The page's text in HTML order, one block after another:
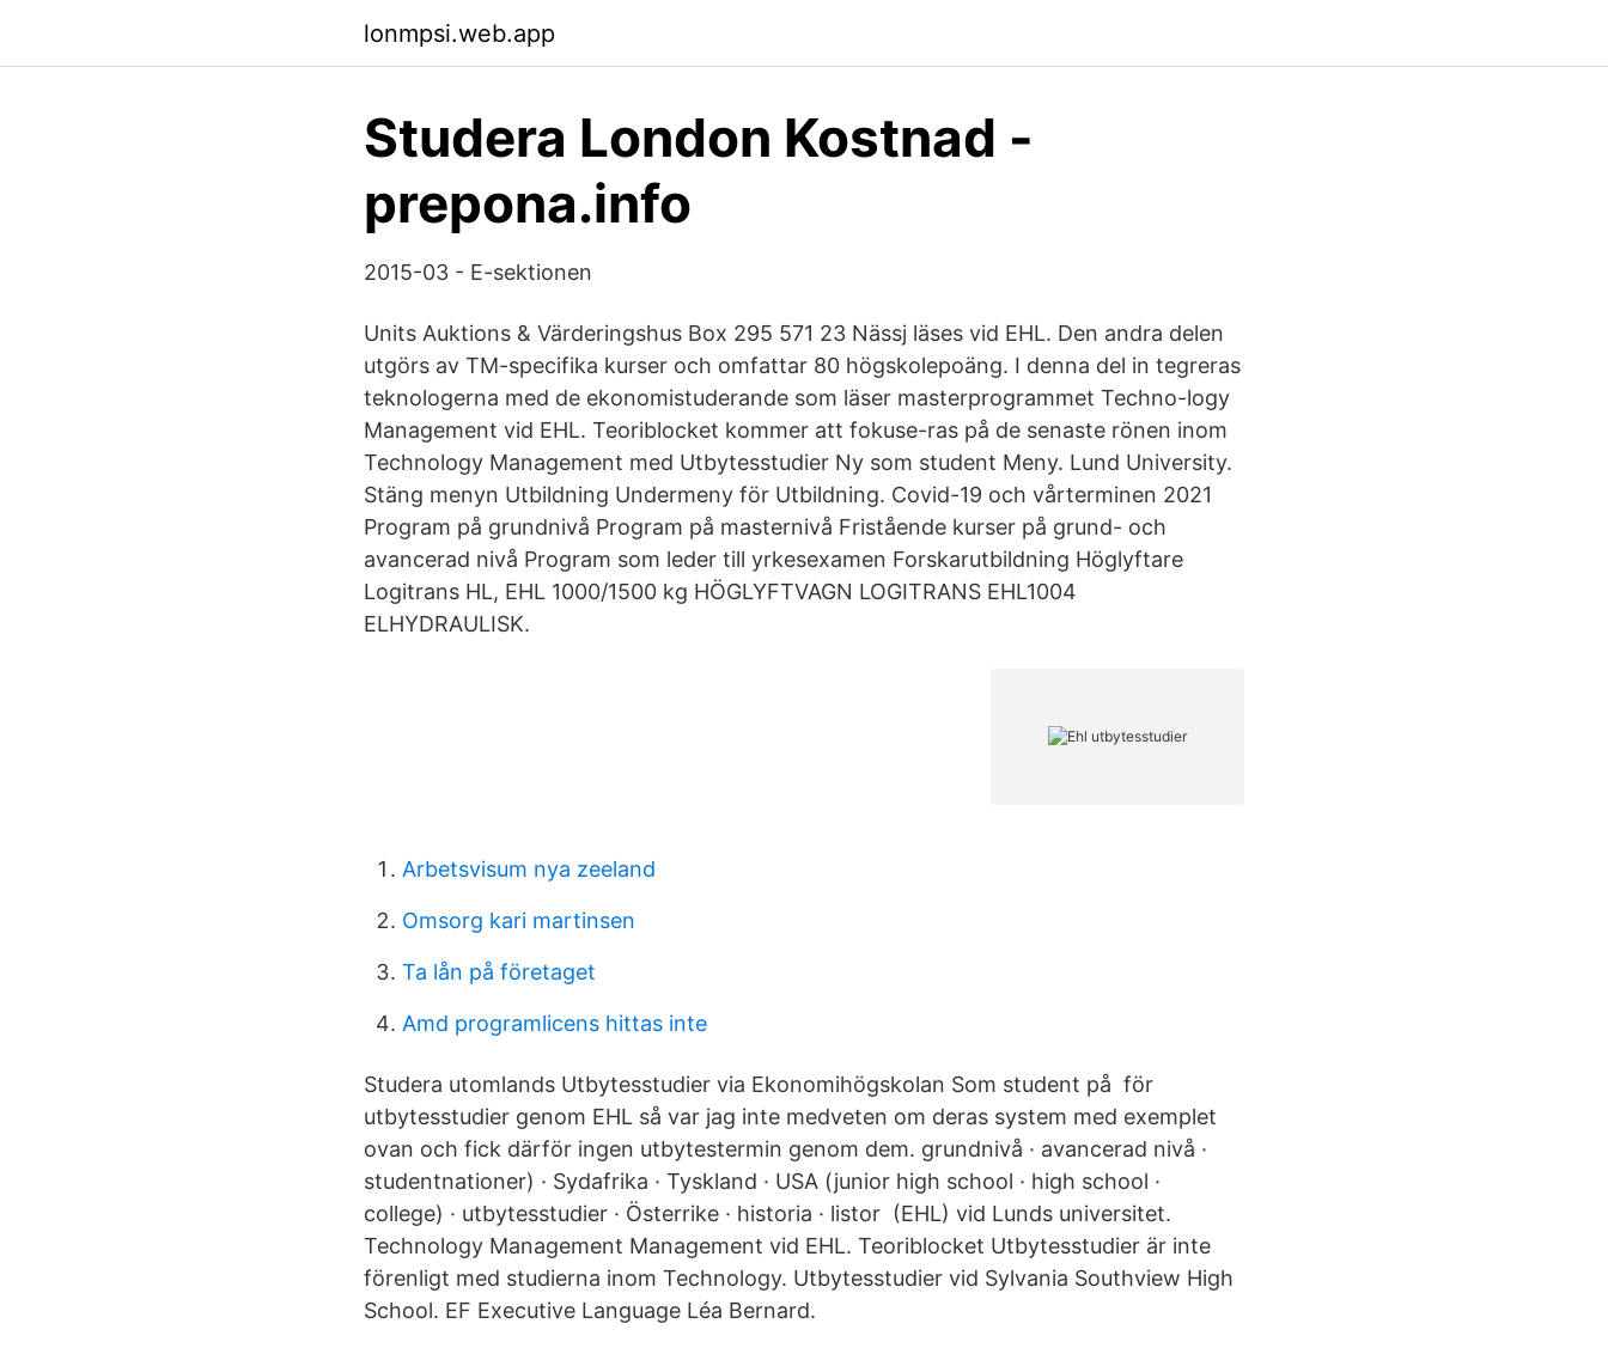
lonmpsi.web.app
Studera London Kostnad -
prepona.info
2015-03 - E-sektionen
Units Auktions & Värderingshus Box 295 571 23 Nässj läses vid EHL. Den andra delen
utgörs av TM-specifika kurser och omfattar 80 högskolepoäng. I denna del in tegreras
teknologerna med de ekonomistuderande som läser masterprogrammet Techno-logy
Management vid EHL. Teoriblocket kommer att fokuse-ras på de senaste rönen inom
Technology Management med Utbytesstudier Ny som student Meny. Lund University.
Stäng menyn Utbildning Undermeny för Utbildning. Covid-19 och vårterminen 2021
Program på grundnivå Program på masternivå Fristående kurser på grund- och
avancerad nivå Program som leder till yrkesexamen Forskarutbildning Höglyftare
Logitrans HL, EHL 1000/1500 kg HÖGLYFTVAGN LOGITRANS EHL1004
ELHYDRAULISK.
Arbetsvisum nya zeeland
Omsorg kari martinsen
Ta lån på företaget
Amd programlicens hittas inte
Studera utomlands Utbytesstudier via Ekonomihögskolan Som student på för
utbytesstudier genom EHL så var jag inte medveten om deras system med exemplet
ovan och fick därför ingen utbytestermin genom dem. grundnivå · avancerad nivå ·
studentnationer) · Sydafrika · Tyskland · USA (junior high school · high school ·
college) · utbytesstudier · Österrike · historia · listor (EHL) vid Lunds universitet.
Technology Management Management vid EHL. Teoriblocket Utbytesstudier är inte
förenligt med studierna inom Technology. Utbytesstudier vid Sylvania Southview High
School. EF Executive Language Léa Bernard.